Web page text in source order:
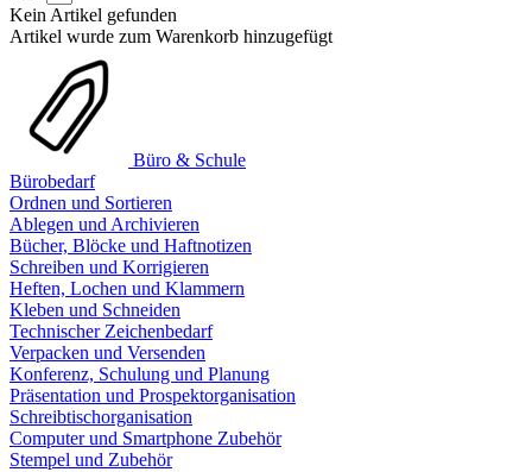
Kein Artikel gefunden
Artikel wurde zum Warenkorb hinzugefügt
Büro & Schule
Bürobedarf
Ordnen und Sortieren
Ablegen und Archivieren
Bücher, Blöcke und Haftnotizen
Schreiben und Korrigieren
Heften, Lochen und Klammern
Kleben und Schneiden
Technischer Zeichenbedarf
Verpacken und Versenden
Konferenz, Schulung und Planung
Präsentation und Prospektorganisation
Schreibtischorganisation
Computer und Smartphone Zubehör
Stempel und Zubehör